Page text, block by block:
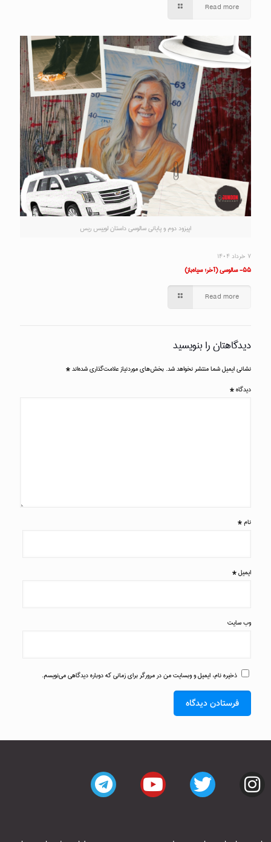
Read more
اپیزود دوم و پایانی سالوسی داستان لوییس ریس
۷ خرداد ۱۴۰۴
۵۵- سالوسی (آخر؛ سیاه‌باز)
Read more
دیدگاهتان را بنویسید
نشانی ایمیل شما منتشر نخواهد شد. بخش‌های موردنیاز علامت‌گذاری شده‌اند*
دیدگاه*
نام*
ایمیل*
وب‌ سایت
ذخیره نام، ایمیل و وبسایت من در مرورگر برای زمانی که دوباره دیدگاهی می‌نویسم.